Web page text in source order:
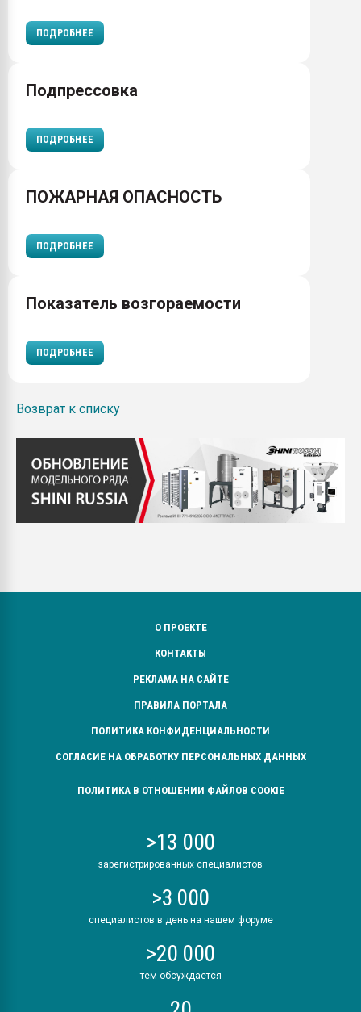
ПОДРОБНЕЕ
Подпрессовка
ПОДРОБНЕЕ
ПОЖАРНАЯ ОПАСНОСТЬ
ПОДРОБНЕЕ
Показатель возгораемости
ПОДРОБНЕЕ
Возврат к списку
О ПРОЕКТЕ
КОНТАКТЫ
РЕКЛАМА НА САЙТЕ
ПРАВИЛА ПОРТАЛА
ПОЛИТИКА КОНФИДЕНЦИАЛЬНОСТИ
СОГЛАСИЕ НА ОБРАБОТКУ ПЕРСОНАЛЬНЫХ ДАННЫХ
ПОЛИТИКА В ОТНОШЕНИИ ФАЙЛОВ COOKIE
>13 000
зарегистрированных специалистов
>3 000
специалистов в день на нашем форуме
>20 000
тем обсуждается